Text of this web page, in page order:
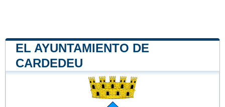
EL AYUNTAMIENTO DE
CARDEDEU